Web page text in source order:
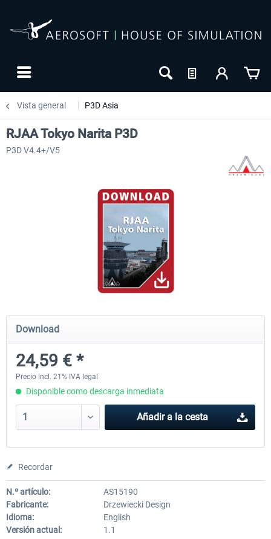
Vista general P3D Asia
Baku X
24,58 € *
Moscow City X
RJAA Tokyo Narita P3D
P3D V4.4+/V5
Download
24,59 € *
Precio incl. 21% IVA legal
Disponible como descarga inmediata
Añadir a la cesta
Recordar
N.º artículo:
AS15190
Fabricante:
Drzewiecki Design
Idioma:
English
Versión actual:
1.1